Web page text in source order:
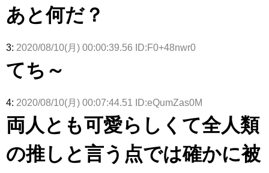
あと何だ？
3: 2020/08/10(月) 00:00:39.56 ID:F0+48nwr0
てち～
4: 2020/08/10(月) 00:07:44.51 ID:eQumZas0M
両人とも可愛らしくて全人類
の推しと言う点では確かに被